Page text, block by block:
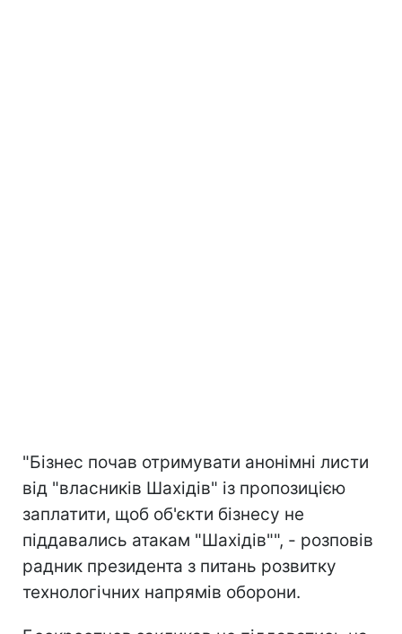
"Бізнес почав отримувати анонімні листи
від "власників Шахідів" із пропозицією
заплатити, щоб об'єкти бізнесу не
піддавались атакам "Шахідів"", - розповів
радник президента з питань розвитку
технологічних напрямів оборони.